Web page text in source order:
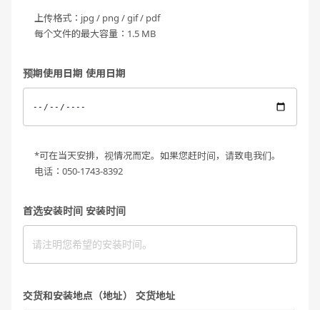
上传格式：jpg / png / gif / pdf
每个文件的最大容量：1.5 MB
预期使用日期 使用日期
*可在当天安排，视情况而定。如果您赶时间，请致电我们。
电话：050-1743-8392
首选安装时间 安装时间
交货和安装地点（地址） 交货地址